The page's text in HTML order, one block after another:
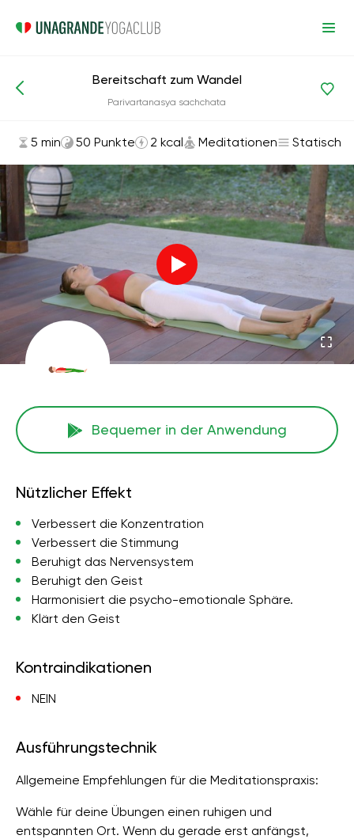
Asanas und Übungen Meditationen
Bereitschaft zum Wandel
Parivartanasya sachchata
5 min 50 Punkte 2 kcal Meditationen Statisch
Bequemer in der Anwendung
Nützlicher Effekt
Verbessert die Konzentration
Verbessert die Stimmung
Beruhigt das Nervensystem
Beruhigt den Geist
Harmonisiert die psycho-emotionale Sphäre.
Klärt den Geist
Kontraindikationen
NEIN
Ausführungstechnik
Allgemeine Empfehlungen für die Meditationspraxis:
Wähle für deine Übungen einen ruhigen und
entspannten Ort. Wenn du gerade erst anfängst,